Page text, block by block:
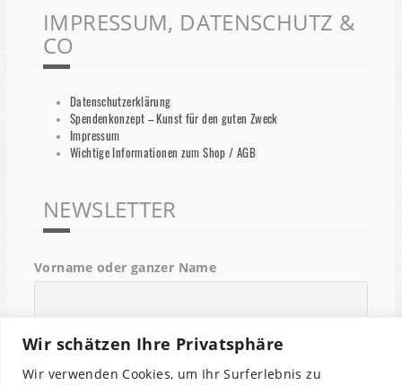
Wir schätzen Ihre Privatsphäre
Wir verwenden Cookies, um Ihr Surferlebnis zu
IMPRESSUM, DATENSCHUTZ &
CO
Datenschutzerklärung
Spendenkonzept – Kunst für den guten Zweck
Impressum
Wichtige Informationen zum Shop / AGB
NEWSLETTER
Vorname oder ganzer Name
Email